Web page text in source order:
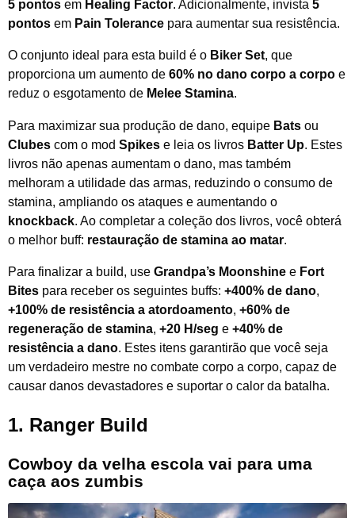
5 pontos em Healing Factor. Adicionalmente, invista 5
pontos em Pain Tolerance para aumentar sua resistência.
O conjunto ideal para esta build é o Biker Set, que
proporciona um aumento de 60% no dano corpo a corpo e
reduz o esgotamento de Melee Stamina.
Para maximizar sua produção de dano, equipe Bats ou
Clubes com o mod Spikes e leia os livros Batter Up. Estes
livros não apenas aumentam o dano, mas também
melhoram a utilidade das armas, reduzindo o consumo de
stamina, ampliando os ataques e aumentando o
knockback. Ao completar a coleção dos livros, você obterá
o melhor buff: restauração de stamina ao matar.
Para finalizar a build, use Grandpa’s Moonshine e Fort
Bites para receber os seguintes buffs: +400% de dano,
+100% de resistência a atordoamento, +60% de
regeneração de stamina, +20 H/seg e +40% de
resistência a dano. Estes itens garantirão que você seja
um verdadeiro mestre no combate corpo a corpo, capaz de
causar danos devastadores e suportar o calor da batalha.
1. Ranger Build
Cowboy da velha escola vai para uma
caça aos zumbis